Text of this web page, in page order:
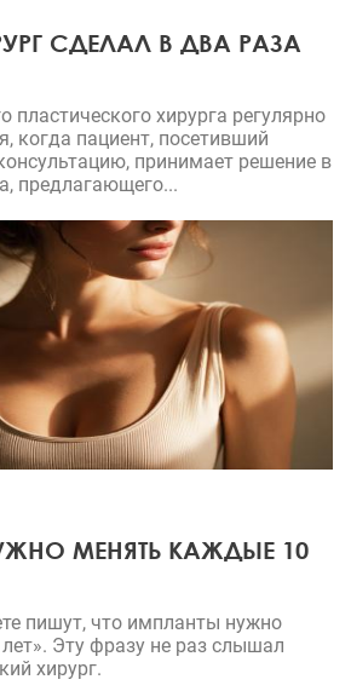
СДЕЛАЛ В ДВА РАЗА
пластического хирурга регулярно
когда пациент, посетивший
принимает решение в
предлагающего...
МЕНЯТЬ КАЖДЫЕ 10
пишут, что импланты нужно
Эту фразу не раз слышал
хирург.